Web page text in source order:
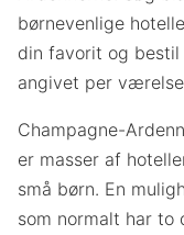
børnevenlige
din favorit og
angivet per
Champagne-
er masser af
små børn. En
som normalt har to